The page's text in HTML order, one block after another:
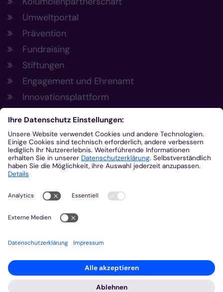
Umweltportal
Prävention
Fundraising
Stiftungen
Engagement und Ehrenamt
Innovationsplattform
Aus der Plattform
Nachrichten
Veranstaltungen
Gottesdienste
Stellenangebote
Kirchenzeitung
Amtsblatt (Kirchlicher Anzeiger)
Rechtsdatenbank
Meldestelle gemäß Hinweisgeberschutzgesetz